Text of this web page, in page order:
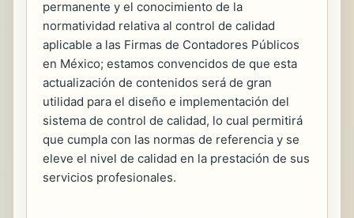
permanente y el conocimiento de la
normatividad relativa al control de calidad
aplicable a las Firmas de Contadores Públicos
en México; estamos convencidos de que esta
actualización de contenidos será de gran
utilidad para el diseño e implementación del
sistema de control de calidad, lo cual permitirá
que cumpla con las normas de referencia y se
eleve el nivel de calidad en la prestación de sus
servicios profesionales.